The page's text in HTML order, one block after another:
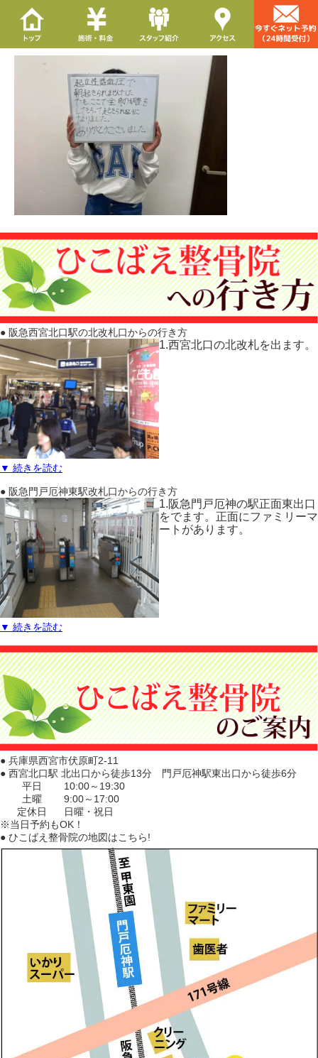
● 阪急西宮北口駅の北改札口からの行き方
1.西宮北口の北改札を出ます。
▼ 続きを読む
● 阪急門戸厄神東駅改札口からの行き方
1.阪急門戸厄神の駅正面東出口
をでます。正面にファミリーマ
ートがあります。
▼ 続きを読む
● 兵庫県西宮市伏原町2-11
● 西宮北口駅 北出口から徒歩13分 門戸厄神駅東出口から徒歩6分
平日
10:00～19:30
土曜
9:00～17:00
定休日
日曜・祝日
※当日予約もOK！
● ひこばえ整骨院の地図はこちら!